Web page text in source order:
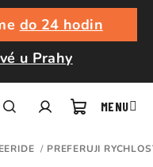
do 24 hodin
u Prahy
/ PREFERUJI